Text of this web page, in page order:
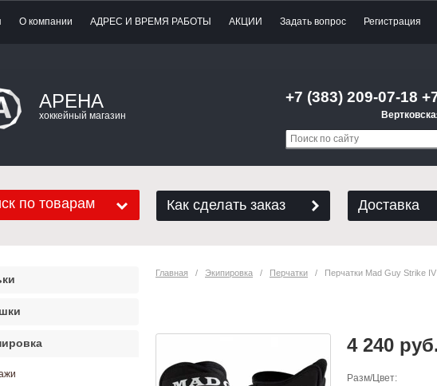
О компании АДРЕС И ВРЕМЯ РАБОТЫ АКЦИИ Задать вопрос Регистрация
АРЕНА
хоккейный магазин
+7 (383) 209-07-18
по товарам Как сделать заказ Доставка
Главная
   /
Экипировка
   /
Перчатки
/   Перчатки Mad Guy Strike
4 240 руб.
Разм/Цвет: